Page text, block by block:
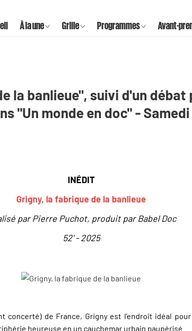
À la une Grille Programmes Avant-
la banlieue", suivi d'un
"Un monde en doc" - Samedi
INÉDIT
Grigny, la fabrique de la banlieue
par Pierre Puchot, produit par Babel Doc
52' - 2025
concerté) de France, Grigny est l’endroit idéal
heureuse en un cauchemar urbain paupérisé.